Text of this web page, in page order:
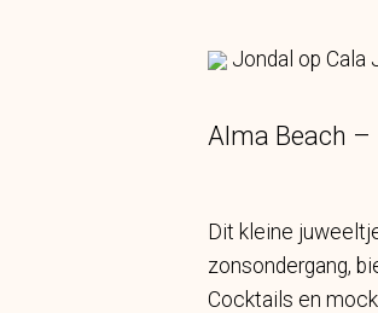
Jondal op Cala
Alma Beach –
Dit kleine
zonsondergang,
Cocktails en